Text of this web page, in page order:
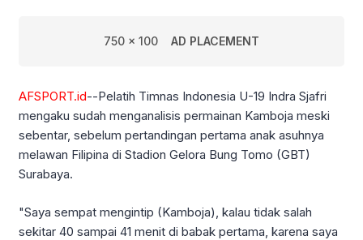
750 x 100 AD PLACEMENT
AFSPORT.id--Pelatih Timnas Indonesia U-19 Indra Sjafri
mengaku sudah menganalisis permainan Kamboja meski
sebentar, sebelum pertandingan pertama anak asuhnya
melawan Filipina di Stadion Gelora Bung Tomo (GBT)
Surabaya.
"Saya sempat mengintip (Kamboja), kalau tidak salah
sekitar 40 sampai 41 menit di babak pertama, karena saya